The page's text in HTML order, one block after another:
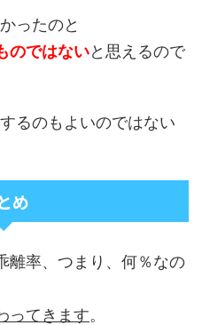
ったのと
のではないと思えるので
るのもよいのではない
め
離率、つまり、何％なの
ってきます。